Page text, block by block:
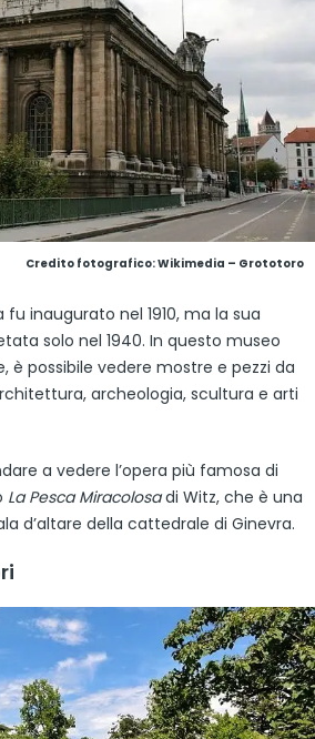
Credito fotografico:Wikimedia – Grototoro
fu inaugurato nel 1910, ma la sua
solo nel 1940. In questo museo
è possibile vedere mostre e pezzi da
archeologia, scultura e arti
a vedere l’opera più famosa di
La Pesca Miracolosadi Witz, che è una
d’altare della cattedrale di Ginevra.